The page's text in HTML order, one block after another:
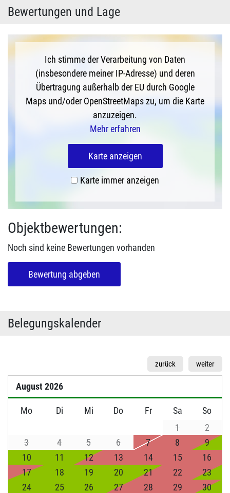
Bewertungen und Lage
Ich stimme der Verarbeitung von Daten
(insbesondere meiner IP-Adresse) und deren
Übertragung außerhalb der EU durch Google
Maps und/oder OpenStreetMaps zu, um die Karte
anzuzeigen.
Mehr erfahren
Karte anzeigen
Karte immer anzeigen
Objektbewertungen:
Noch sind keine Bewertungen vorhanden
Bewertung abgeben
Belegungskalender
weiter
zurück
August2026
Mo Di Mi Do Fr Sa
So
1
2
3
4 5 6 7 8
9
10
11 12 13 14 15
16
17
18 19 20 21 22
23
24
25 26 27 28 29
30